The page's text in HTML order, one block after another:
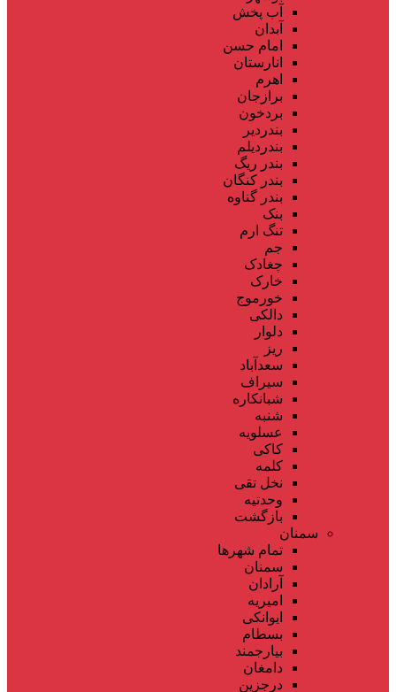
آب پخش
آبدان
امام حسن
انارستان
اهرم
برازجان
بردخون
بندردیر
بندردیلم
بندر ریگ
بندر کنگان
بندر گناوه
بنک
تنگ ارم
جم
چغادک
خارک
خورموج
دالکی
دلوار
ریز
سعدآباد
سیراف
شبانکاره
شنبه
عسلویه
کاکی
کلمه
نخل تقی
وحدتیه
بازگشت
سمنان
تمام شهر‌ها
سمنان
آرادان
امیریه
ایوانکی
بسطام
بیارجمند
دامغان
درجزین